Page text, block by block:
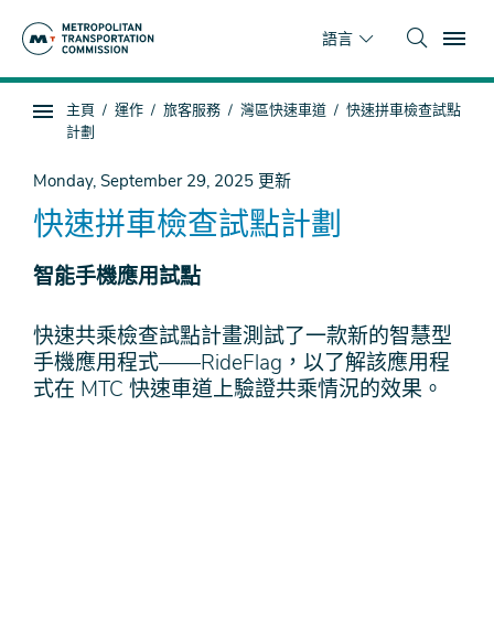
語言
子
面
導
航
你
在
裡
主頁 運作 旅客服務 灣區快速車道
快速拼車檢查試點
計劃
Monday, September 29, 2025 更新
快速拼車檢查試點計劃
智能手機應用試點
快速共乘檢查試點計畫測試了一款新的智慧型
手機應用程式——RideFlag，以了解該應用程
式在 MTC 快速車道上驗證共乘情況的效果。